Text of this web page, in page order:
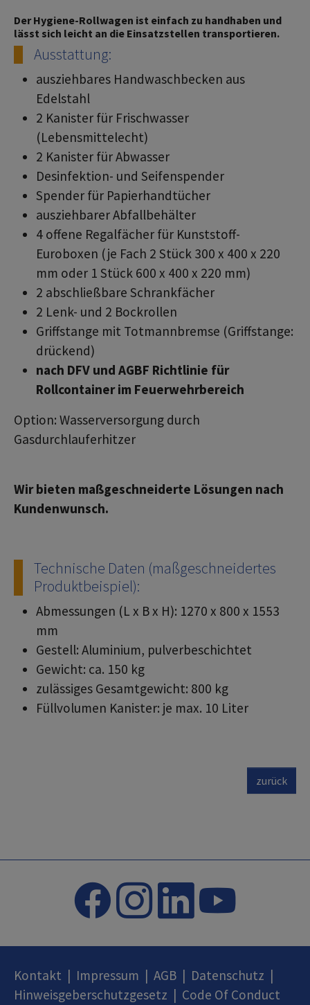
Der Hygiene-Rollwagen ist einfach zu handhaben und
lässt sich leicht an die Einsatzstellen transportieren.
Ausstattung:
ausziehbares Handwaschbecken aus
Edelstahl
2 Kanister für Frischwasser
(Lebensmittelecht)
2 Kanister für Abwasser
Desinfektion- und Seifenspender
Spender für Papierhandtücher
ausziehbarer Abfallbehälter
4 offene Regalfächer für Kunststoff-
Euroboxen (je Fach 2 Stück 300 x 400 x 220
mm oder 1 Stück 600 x 400 x 220 mm)
2 abschließbare Schrankfächer
2 Lenk- und 2 Bockrollen
Griffstange mit Totmannbremse (Griffstange:
drückend)
nach DFV und AGBF Richtlinie für
Rollcontainer im Feuerwehrbereich
Option: Wasserversorgung durch
Gasdurchlauferhitzer
Wir bieten maßgeschneiderte Lösungen nach
Kundenwunsch.
Technische Daten (maßgeschneidertes
Produktbeispiel):
Abmessungen (L x B x H): 1270 x 800 x 1553
mm
Gestell: Aluminium, pulverbeschichtet
Gewicht: ca. 150 kg
zulässiges Gesamtgewicht: 800 kg
Füllvolumen Kanister: je max. 10 Liter
zurück
Kontakt Impressum AGB Datenschutz
Hinweisgeberschutzgesetz
Code Of Conduct